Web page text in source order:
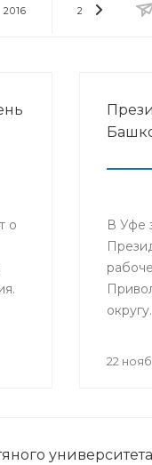
2016 2014
о
В Уфе
округу.
22
университета